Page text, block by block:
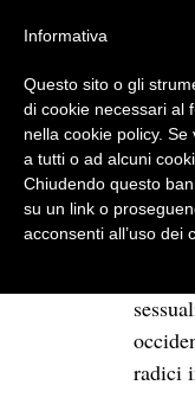
Il
radici
Informativa
Questo sito o gli
di cookie necessari al
nella cookie policy.
a tutti o ad alcuni
Chiudendo questo
su un link o
acconsenti all’uso dei